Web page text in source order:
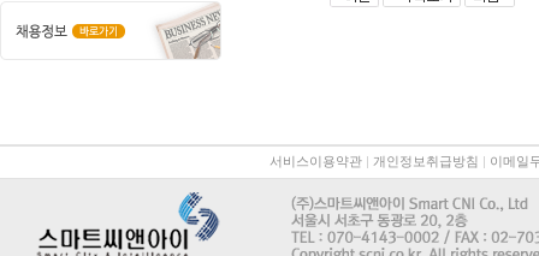
서비스이용약관 | 개인정보취급방침 | 이메일